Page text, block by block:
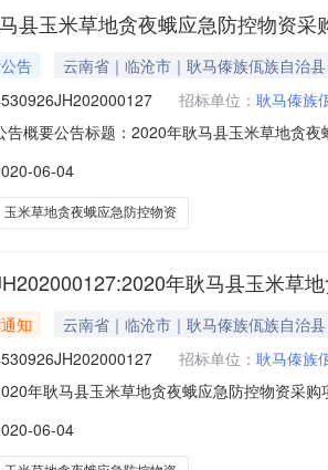
县玉米草地贪夜蛾应急防控物资
告 云南省｜临沧市｜耿马傣族佤族自治县
招标单位： 耿马傣族
告概要公告标题：2020年耿马县玉米草地贪
（1980）号”文件标准收取。收费金额(万
06-04
玉米草地贪夜蛾应急防控物资
年耿马县玉米草
知 云南省｜临沧市｜耿马傣族佤族自治县
招标单位： 耿马傣族
年耿马县玉米草地贪夜蛾应急防控物资采
湖酒店会议室。本项目于2020年6月4日上午
06-04